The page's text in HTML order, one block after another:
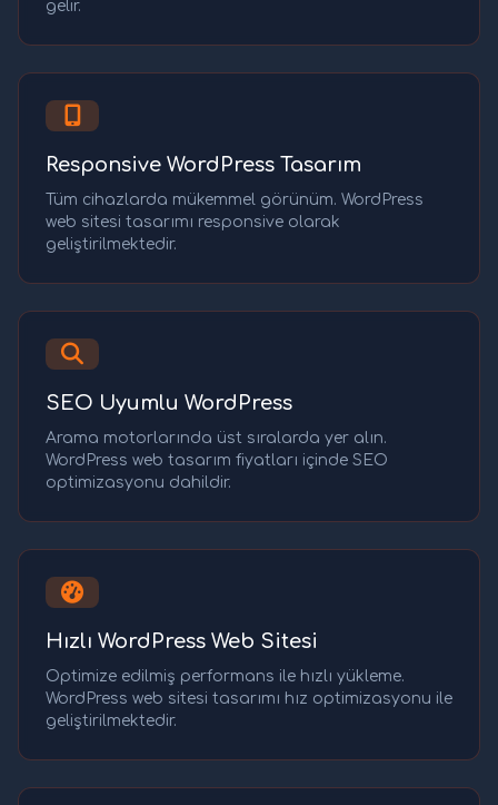
gelir.
Responsive WordPress Tasarım
Tüm cihazlarda mükemmel görünüm. WordPress
web sitesi tasarımı responsive olarak
geliştirilmektedir.
SEO Uyumlu WordPress
Arama motorlarında üst sıralarda yer alın.
WordPress web tasarım fiyatları içinde SEO
optimizasyonu dahildir.
Hızlı WordPress Web Sitesi
Optimize edilmiş performans ile hızlı yükleme.
WordPress web sitesi tasarımı hız optimizasyonu ile
geliştirilmektedir.